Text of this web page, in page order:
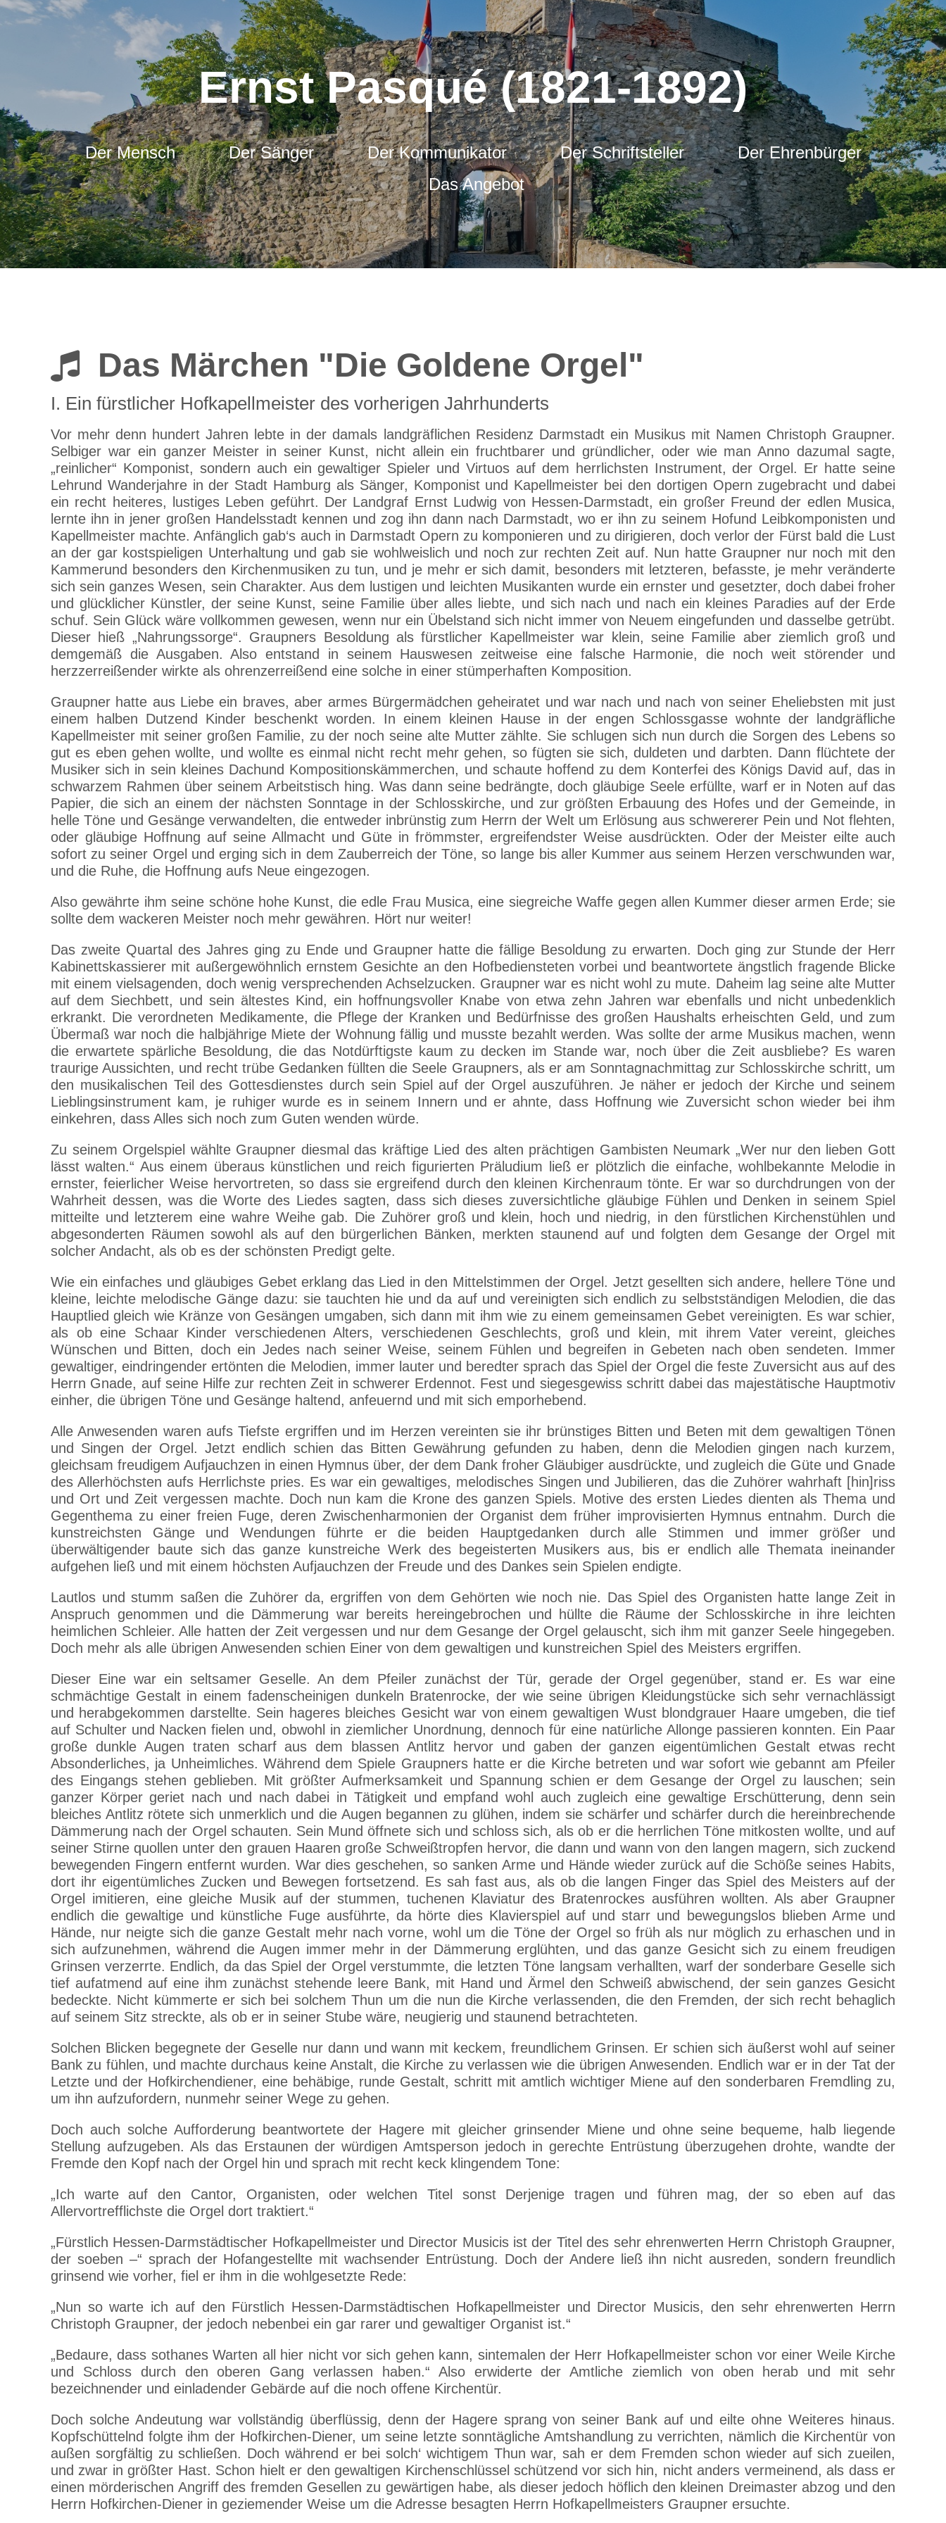
Ernst Pasqué (1821-1892)
Der Mensch Der Sänger Der Kommunikator Der Schriftsteller
Der Ehrenbürger
Das Angebot
Das Märchen "Die Goldene Orgel"
I. Ein fürstlicher Hofkapellmeister des vorherigen Jahrhunderts
Vor mehr denn hundert Jahren lebte in der damals landgräflichen Residenz Darmstadt ein Musikus mit Namen Christoph Graupner.
Selbiger war ein ganzer Meister in seiner Kunst, nicht allein ein fruchtbarer und gründlicher, oder wie man Anno dazumal sagte,
„reinlicher“ Komponist, sondern auch ein gewaltiger Spieler und Virtuos auf dem herrlichsten Instrument, der Orgel. Er hatte seine
Lehrund Wanderjahre in der Stadt Hamburg als Sänger, Komponist und Kapellmeister bei den dortigen Opern zugebracht und dabei
ein recht heiteres, lustiges Leben geführt. Der Landgraf Ernst Ludwig von Hessen-Darmstadt, ein großer Freund der edlen Musica,
lernte ihn in jener großen Handelsstadt kennen und zog ihn dann nach Darmstadt, wo er ihn zu seinem Hofund Leibkomponisten und
Kapellmeister machte. Anfänglich gab‘s auch in Darmstadt Opern zu komponieren und zu dirigieren, doch verlor der Fürst bald die Lust
an der gar kostspieligen Unterhaltung und gab sie wohlweislich und noch zur rechten Zeit auf. Nun hatte Graupner nur noch mit den
Kammerund besonders den Kirchenmusiken zu tun, und je mehr er sich damit, besonders mit letzteren, befasste, je mehr veränderte
sich sein ganzes Wesen, sein Charakter. Aus dem lustigen und leichten Musikanten wurde ein ernster und gesetzter, doch dabei froher
und glücklicher Künstler, der seine Kunst, seine Familie über alles liebte, und sich nach und nach ein kleines Paradies auf der Erde
schuf. Sein Glück wäre vollkommen gewesen, wenn nur ein Übelstand sich nicht immer von Neuem eingefunden und dasselbe getrübt.
Dieser hieß „Nahrungssorge“. Graupners Besoldung als fürstlicher Kapellmeister war klein, seine Familie aber ziemlich groß und
demgemäß die Ausgaben. Also entstand in seinem Hauswesen zeitweise eine falsche Harmonie, die noch weit störender und
herzzerreißender wirkte als ohrenzerreißend eine solche in einer stümperhaften Komposition.
Graupner hatte aus Liebe ein braves, aber armes Bürgermädchen geheiratet und war nach und nach von seiner Eheliebsten mit just
einem halben Dutzend Kinder beschenkt worden. In einem kleinen Hause in der engen Schlossgasse wohnte der landgräfliche
Kapellmeister mit seiner großen Familie, zu der noch seine alte Mutter zählte. Sie schlugen sich nun durch die Sorgen des Lebens so
gut es eben gehen wollte, und wollte es einmal nicht recht mehr gehen, so fügten sie sich, duldeten und darbten. Dann flüchtete der
Musiker sich in sein kleines Dachund Kompositionskämmerchen, und schaute hoffend zu dem Konterfei des Königs David auf, das in
schwarzem Rahmen über seinem Arbeitstisch hing. Was dann seine bedrängte, doch gläubige Seele erfüllte, warf er in Noten auf das
Papier, die sich an einem der nächsten Sonntage in der Schlosskirche, und zur größten Erbauung des Hofes und der Gemeinde, in
helle Töne und Gesänge verwandelten, die entweder inbrünstig zum Herrn der Welt um Erlösung aus schwererer Pein und Not flehten,
oder gläubige Hoffnung auf seine Allmacht und Güte in frömmster, ergreifendster Weise ausdrückten. Oder der Meister eilte auch
sofort zu seiner Orgel und erging sich in dem Zauberreich der Töne, so lange bis aller Kummer aus seinem Herzen verschwunden war,
und die Ruhe, die Hoffnung aufs Neue eingezogen.
Also gewährte ihm seine schöne hohe Kunst, die edle Frau Musica, eine siegreiche Waffe gegen allen Kummer dieser armen Erde; sie
sollte dem wackeren Meister noch mehr gewähren. Hört nur weiter!
Das zweite Quartal des Jahres ging zu Ende und Graupner hatte die fällige Besoldung zu erwarten. Doch ging zur Stunde der Herr
Kabinettskassierer mit außergewöhnlich ernstem Gesichte an den Hofbediensteten vorbei und beantwortete ängstlich fragende Blicke
mit einem vielsagenden, doch wenig versprechenden Achselzucken. Graupner war es nicht wohl zu mute. Daheim lag seine alte Mutter
auf dem Siechbett, und sein ältestes Kind, ein hoffnungsvoller Knabe von etwa zehn Jahren war ebenfalls und nicht unbedenklich
erkrankt. Die verordneten Medikamente, die Pflege der Kranken und Bedürfnisse des großen Haushalts erheischten Geld, und zum
Übermaß war noch die halbjährige Miete der Wohnung fällig und musste bezahlt werden. Was sollte der arme Musikus machen, wenn
die erwartete spärliche Besoldung, die das Notdürftigste kaum zu decken im Stande war, noch über die Zeit ausbliebe? Es waren
traurige Aussichten, und recht trübe Gedanken füllten die Seele Graupners, als er am Sonntagnachmittag zur Schlosskirche schritt, um
den musikalischen Teil des Gottesdienstes durch sein Spiel auf der Orgel auszuführen. Je näher er jedoch der Kirche und seinem
Lieblingsinstrument kam, je ruhiger wurde es in seinem Innern und er ahnte, dass Hoffnung wie Zuversicht schon wieder bei ihm
einkehren, dass Alles sich noch zum Guten wenden würde.
Zu seinem Orgelspiel wählte Graupner diesmal das kräftige Lied des alten prächtigen Gambisten Neumark „Wer nur den lieben Gott
lässt walten.“ Aus einem überaus künstlichen und reich figurierten Präludium ließ er plötzlich die einfache, wohlbekannte Melodie in
ernster, feierlicher Weise hervortreten, so dass sie ergreifend durch den kleinen Kirchenraum tönte. Er war so durchdrungen von der
Wahrheit dessen, was die Worte des Liedes sagten, dass sich dieses zuversichtliche gläubige Fühlen und Denken in seinem Spiel
mitteilte und letzterem eine wahre Weihe gab. Die Zuhörer groß und klein, hoch und niedrig, in den fürstlichen Kirchenstühlen und
abgesonderten Räumen sowohl als auf den bürgerlichen Bänken, merkten staunend auf und folgten dem Gesange der Orgel mit
solcher Andacht, als ob es der schönsten Predigt gelte.
Wie ein einfaches und gläubiges Gebet erklang das Lied in den Mittelstimmen der Orgel. Jetzt gesellten sich andere, hellere Töne und
kleine, leichte melodische Gänge dazu: sie tauchten hie und da auf und vereinigten sich endlich zu selbstständigen Melodien, die das
Hauptlied gleich wie Kränze von Gesängen umgaben, sich dann mit ihm wie zu einem gemeinsamen Gebet vereinigten. Es war schier,
als ob eine Schaar Kinder verschiedenen Alters, verschiedenen Geschlechts, groß und klein, mit ihrem Vater vereint, gleiches
Wünschen und Bitten, doch ein Jedes nach seiner Weise, seinem Fühlen und begreifen in Gebeten nach oben sendeten. Immer
gewaltiger, eindringender ertönten die Melodien, immer lauter und beredter sprach das Spiel der Orgel die feste Zuversicht aus auf des
Herrn Gnade, auf seine Hilfe zur rechten Zeit in schwerer Erdennot. Fest und siegesgewiss schritt dabei das majestätische Hauptmotiv
einher, die übrigen Töne und Gesänge haltend, anfeuernd und mit sich emporhebend.
Alle Anwesenden waren aufs Tiefste ergriffen und im Herzen vereinten sie ihr brünstiges Bitten und Beten mit dem gewaltigen Tönen
und Singen der Orgel. Jetzt endlich schien das Bitten Gewährung gefunden zu haben, denn die Melodien gingen nach kurzem,
gleichsam freudigem Aufjauchzen in einen Hymnus über, der dem Dank froher Gläubiger ausdrückte, und zugleich die Güte und Gnade
des Allerhöchsten aufs Herrlichste pries. Es war ein gewaltiges, melodisches Singen und Jubilieren, das die Zuhörer wahrhaft [hin]riss
und Ort und Zeit vergessen machte. Doch nun kam die Krone des ganzen Spiels. Motive des ersten Liedes dienten als Thema und
Gegenthema zu einer freien Fuge, deren Zwischenharmonien der Organist dem früher improvisierten Hymnus entnahm. Durch die
kunstreichsten Gänge und Wendungen führte er die beiden Hauptgedanken durch alle Stimmen und immer größer und
überwältigender baute sich das ganze kunstreiche Werk des begeisterten Musikers aus, bis er endlich alle Themata ineinander
aufgehen ließ und mit einem höchsten Aufjauchzen der Freude und des Dankes sein Spielen endigte.
Lautlos und stumm saßen die Zuhörer da, ergriffen von dem Gehörten wie noch nie. Das Spiel des Organisten hatte lange Zeit in
Anspruch genommen und die Dämmerung war bereits hereingebrochen und hüllte die Räume der Schlosskirche in ihre leichten
heimlichen Schleier. Alle hatten der Zeit vergessen und nur dem Gesange der Orgel gelauscht, sich ihm mit ganzer Seele hingegeben.
Doch mehr als alle übrigen Anwesenden schien Einer von dem gewaltigen und kunstreichen Spiel des Meisters ergriffen.
Dieser Eine war ein seltsamer Geselle. An dem Pfeiler zunächst der Tür, gerade der Orgel gegenüber, stand er. Es war eine
schmächtige Gestalt in einem fadenscheinigen dunkeln Bratenrocke, der wie seine übrigen Kleidungstücke sich sehr vernachlässigt
und herabgekommen darstellte. Sein hageres bleiches Gesicht war von einem gewaltigen Wust blondgrauer Haare umgeben, die tief
auf Schulter und Nacken fielen und, obwohl in ziemlicher Unordnung, dennoch für eine natürliche Allonge passieren konnten. Ein Paar
große dunkle Augen traten scharf aus dem blassen Antlitz hervor und gaben der ganzen eigentümlichen Gestalt etwas recht
Absonderliches, ja Unheimliches. Während dem Spiele Graupners hatte er die Kirche betreten und war sofort wie gebannt am Pfeiler
des Eingangs stehen geblieben. Mit größter Aufmerksamkeit und Spannung schien er dem Gesange der Orgel zu lauschen; sein
ganzer Körper geriet nach und nach dabei in Tätigkeit und empfand wohl auch zugleich eine gewaltige Erschütterung, denn sein
bleiches Antlitz rötete sich unmerklich und die Augen begannen zu glühen, indem sie schärfer und schärfer durch die hereinbrechende
Dämmerung nach der Orgel schauten. Sein Mund öffnete sich und schloss sich, als ob er die herrlichen Töne mitkosten wollte, und auf
seiner Stirne quollen unter den grauen Haaren große Schweißtropfen hervor, die dann und wann von den langen magern, sich zuckend
bewegenden Fingern entfernt wurden. War dies geschehen, so sanken Arme und Hände wieder zurück auf die Schöße seines Habits,
dort ihr eigentümliches Zucken und Bewegen fortsetzend. Es sah fast aus, als ob die langen Finger das Spiel des Meisters auf der
Orgel imitieren, eine gleiche Musik auf der stummen, tuchenen Klaviatur des Bratenrockes ausführen wollten. Als aber Graupner
endlich die gewaltige und künstliche Fuge ausführte, da hörte dies Klavierspiel auf und starr und bewegungslos blieben Arme und
Hände, nur neigte sich die ganze Gestalt mehr nach vorne, wohl um die Töne der Orgel so früh als nur möglich zu erhaschen und in
sich aufzunehmen, während die Augen immer mehr in der Dämmerung erglühten, und das ganze Gesicht sich zu einem freudigen
Grinsen verzerrte. Endlich, da das Spiel der Orgel verstummte, die letzten Töne langsam verhallten, warf der sonderbare Geselle sich
tief aufatmend auf eine ihm zunächst stehende leere Bank, mit Hand und Ärmel den Schweiß abwischend, der sein ganzes Gesicht
bedeckte. Nicht kümmerte er sich bei solchem Thun um die nun die Kirche verlassenden, die den Fremden, der sich recht behaglich
auf seinem Sitz streckte, als ob er in seiner Stube wäre, neugierig und staunend betrachteten.
Solchen Blicken begegnete der Geselle nur dann und wann mit keckem, freundlichem Grinsen. Er schien sich äußerst wohl auf seiner
Bank zu fühlen, und machte durchaus keine Anstalt, die Kirche zu verlassen wie die übrigen Anwesenden. Endlich war er in der Tat der
Letzte und der Hofkirchendiener, eine behäbige, runde Gestalt, schritt mit amtlich wichtiger Miene auf den sonderbaren Fremdling zu,
um ihn aufzufordern, nunmehr seiner Wege zu gehen.
Doch auch solche Aufforderung beantwortete der Hagere mit gleicher grinsender Miene und ohne seine bequeme, halb liegende
Stellung aufzugeben. Als das Erstaunen der würdigen Amtsperson jedoch in gerechte Entrüstung überzugehen drohte, wandte der
Fremde den Kopf nach der Orgel hin und sprach mit recht keck klingendem Tone:
„Ich warte auf den Cantor, Organisten, oder welchen Titel sonst Derjenige tragen und führen mag, der so eben auf das
Allervortrefflichste die Orgel dort traktiert.“
„Fürstlich Hessen-Darmstädtischer Hofkapellmeister und Director Musicis ist der Titel des sehr ehrenwerten Herrn Christoph Graupner,
der soeben –“ sprach der Hofangestellte mit wachsender Entrüstung. Doch der Andere ließ ihn nicht ausreden, sondern freundlich
grinsend wie vorher, fiel er ihm in die wohlgesetzte Rede:
„Nun so warte ich auf den Fürstlich Hessen-Darmstädtischen Hofkapellmeister und Director Musicis, den sehr ehrenwerten Herrn
Christoph Graupner, der jedoch nebenbei ein gar rarer und gewaltiger Organist ist.“
„Bedaure, dass sothanes Warten all hier nicht vor sich gehen kann, sintemalen der Herr Hofkapellmeister schon vor einer Weile Kirche
und Schloss durch den oberen Gang verlassen haben.“ Also erwiderte der Amtliche ziemlich von oben herab und mit sehr
bezeichnender und einladender Gebärde auf die noch offene Kirchentür.
Doch solche Andeutung war vollständig überflüssig, denn der Hagere sprang von seiner Bank auf und eilte ohne Weiteres hinaus.
Kopfschüttelnd folgte ihm der Hofkirchen-Diener, um seine letzte sonntägliche Amtshandlung zu verrichten, nämlich die Kirchentür von
außen sorgfältig zu schließen. Doch während er bei solch‘ wichtigem Thun war, sah er dem Fremden schon wieder auf sich zueilen,
und zwar in größter Hast. Schon hielt er den gewaltigen Kirchenschlüssel schützend vor sich hin, nicht anders vermeinend, als dass er
einen mörderischen Angriff des fremden Gesellen zu gewärtigen habe, als dieser jedoch höflich den kleinen Dreimaster abzog und den
Herrn Hofkirchen-Diener in geziemender Weise um die Adresse besagten Herrn Hofkapellmeisters Graupner ersuchte.